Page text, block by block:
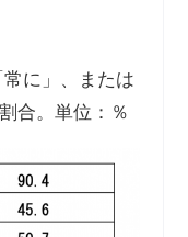
に」、または
合。単位：％